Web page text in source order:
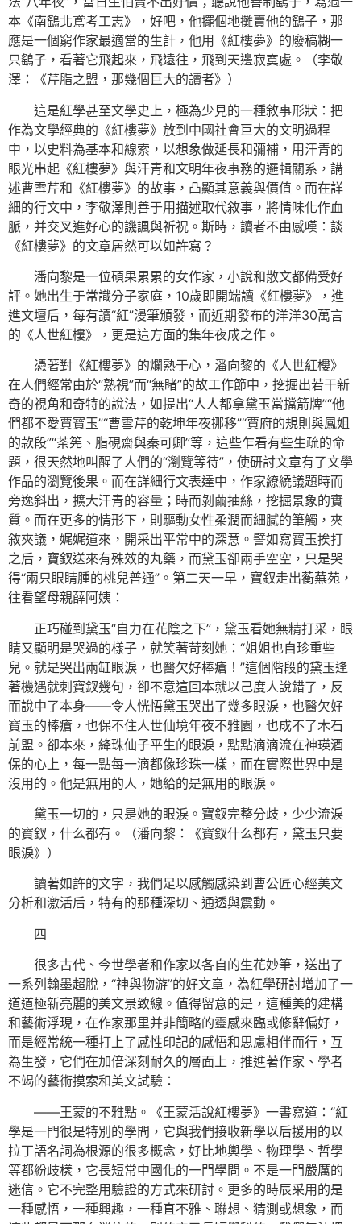
本《南鷂北鳶考工志》，好吧，他擺個地攤賣他的鷂子，那
應是一個窮作家最適當的生計，他用《紅樓夢》的廢稿糊一
只鷂子，看著它飛起來，飛遠往，飛到天邊寂寞處。（李敬
澤：《芹脂之盟，那幾個巨大的讀者》）
這是紅學甚至文學史上，極為少見的一種敘事形狀：把
作為文學經典的《紅樓夢》放到中國社會巨大的文明過程
中，以史料為基本和線索，以想象做延長和彌補，用汗青的
眼光串起《紅樓夢》與汗青和文明年夜事務的邏輯關系，講
述曹雪芹和《紅樓夢》的故事，凸顯其意義與價值。而在詳
細的行文中，李敬澤則善于用描述取代敘事，將情味化作血
脈，并交叉進好心的譏諷與祈祝。斯時，讀者不由感嘆：談
《紅樓夢》的文章居然可以如許寫？
潘向黎是一位碩果累累的女作家，小說和散文都備受好
評。她出生于常識分子家庭，10歲即開端讀《紅樓夢》，進
進文壇后，每有讀“紅”漫筆頒發，而近期發布的洋洋30萬言
的《人世紅樓》，更是這方面的集年夜成之作。
憑著對《紅樓夢》的爛熟于心，潘向黎的《人世紅樓》
在人們經常由於“熟視”而“無睹”的故工作節中，挖掘出若干新
奇的視角和奇特的說法，如提出“人人都拿黛玉當擋箭牌”“他
們都不愛賈寶玉”“曹雪芹的乾坤年夜挪移”“賈府的規則與鳳姐
的款段”“茶筅、脂硯齋與秦可卿”等，這些乍看有些生疏的命
題，很天然地叫醒了人們的“瀏覽等待”，使研討文章有了文學
作品的瀏覽後果。而在詳細行文表達中，作家繚繞議題時而
旁逸斜出，擴大汗青的容量；時而剝繭抽絲，挖掘景象的實
質。而在更多的情形下，則驅動女性柔潤而細膩的筆觸，夾
敘夾議，娓娓道來，開采出平常中的深意。譬如寫寶玉挨打
之后，寶釵送來有殊效的丸藥，而黛玉卻兩手空空，只是哭
得“兩只眼睛腫的桃兒普通”。第二天一早，寶釵走出蘅蕪苑，
往看望母親薛阿姨：
正巧碰到黛玉“自力在花陰之下”，黛玉看她無精打采，眼
睛又顯明是哭過的樣子，就笑著苛刻她：“姐姐也自珍重些
兒。就是哭出兩缸眼淚，也醫欠好棒瘡！”這個階段的黛玉逢
著機遇就刺寶釵幾句，卻不意這回本就以己度人說錯了，反
而說中了本身——令人恍悟黛玉哭出了幾多眼淚，也醫欠好
寶玉的棒瘡，也保不住人世仙境年夜不雅園，也成不了木石
前盟。卻本來，絳珠仙子平生的眼淚，點點滴滴流在神瑛酒
保的心上，每一點每一滴都像珍珠一樣，而在實際世界中是
沒用的。他是無用的人，她給的是無用的眼淚。
黛玉一切的，只是她的眼淚。寶釵完整分歧，少少流淚
的寶釵，什么都有。（潘向黎：《寶釵什么都有，黛玉只要
眼淚》）
讀著如許的文字，我們足以感觸感染到曹公匠心經美文
分析和激活后，特有的那種深切、通透與震動。
四
很多古代、今世學者和作家以各自的生花妙筆，送出了
一系列翰墨超脫，“神與物游”的好文章，為紅學研討增加了一
道道極新亮麗的美文景致線。值得留意的是，這種美的建構
和藝術浮現，在作家那里并非簡略的靈感來臨或修辭偏好，
而是經常統一種打上了感性印記的感悟和思慮相伴而行，互
為生發，它們在加倍深刻耐久的層面上，推進著作家、學者
不竭的藝術摸索和美文試驗：
——王蒙的不雅點。《王蒙活說紅樓夢》一書寫道：“紅
學是一門很是特別的學問，它與我們接收新學以后援用的以
拉丁語名詞為根源的很多概念，好比地輿學、物理學、哲學
等都紛歧樣，它長短常中國化的一門學問。不是一門嚴厲的
迷信。它不完整用驗證的方式來研討。更多的時辰采用的是
一種感悟，一種興趣，一種直不雅、聯想、猜測或想象，而